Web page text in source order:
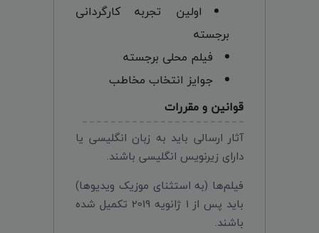
اولین تجربه کارگردانی
برجسته
فیلم محلی برجسته
جوایز انتخاب مخاطب
قوانین و مقررات
آثار ارسالی باید به زبان انگلیسی یا
دارای زیرنویس انگلیسی باشند.
فیلم‌ها (به استثنای موزیک ویدیوها)
باید پس از 1 ژانویه 2019 تکمیل شده
باشند.